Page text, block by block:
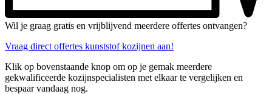
Wil je graag gratis en vrijblijvend meerdere offertes ontvangen?
Vraag direct offertes kunststof kozijnen aan!
Klik op bovenstaande knop om op je gemak meerdere
gekwalificeerde kozijnspecialisten met elkaar te vergelijken en
bespaar vandaag nog.